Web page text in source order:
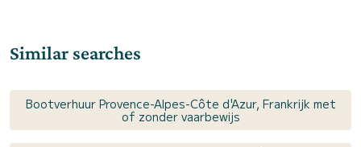
Similar searches
Bootverhuur Provence-Alpes-Côte d'Azur, Frankrijk met
of zonder vaarbewijs